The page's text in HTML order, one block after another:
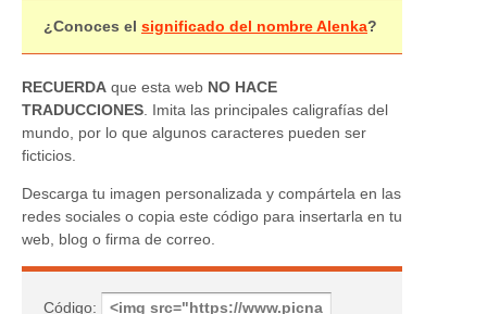
¿Conoces el significado del nombre Alenka?
RECUERDA que esta web NO HACE
TRADUCCIONES . Imita las principales caligrafías del
mundo, por lo que algunos caracteres pueden ser
ficticios.
Descarga tu imagen personalizada y compártela en las
redes sociales o copia este código para insertarla en tu
web, blog o firma de correo.
Código: